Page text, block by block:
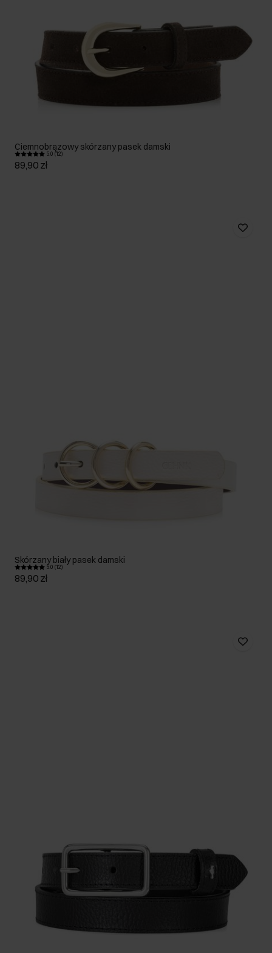
Ciemnobrązowy skórzany pasek damski
5.0 (12)
89,90 zł
Skórzany biały pasek damski
5.0 (12)
89,90 zł